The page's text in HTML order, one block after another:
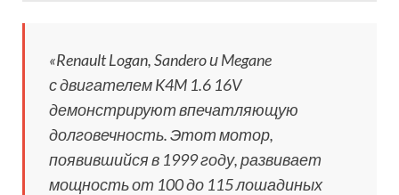
«Renault Logan, Sandero и Megane
с двигателем K4M 1.6 16V
демонстрируют впечатляющую
долговечность. Этот мотор,
появившийся в 1999 году, развивает
мощность от 100 до 115 лошадиных